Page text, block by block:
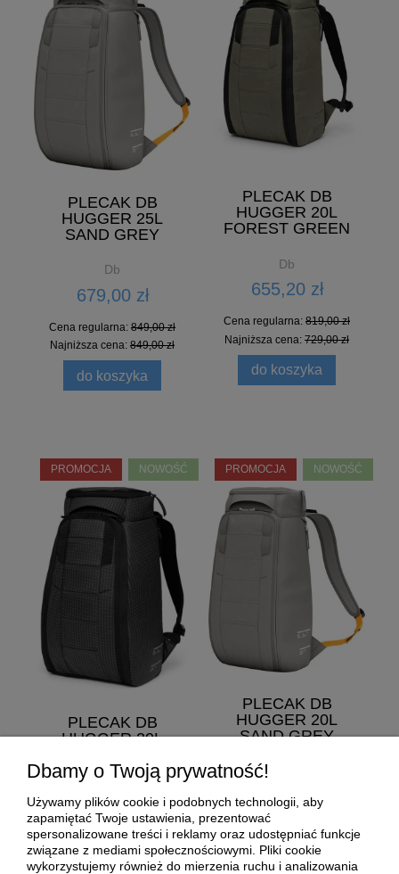
PLECAK DB
HUGGER 25L
SAND GREY
Db
679,00 zł
Cena regularna: 849,00 zł
Najniższa cena: 849,00 zł
do koszyka
PLECAK DB
HUGGER 20L
FOREST GREEN
Db
655,20 zł
Cena regularna: 819,00 zł
Najniższa cena: 729,00 zł
do koszyka
PLECAK DB
HUGGER 20L
BLACK
679,20 zł
Cena regularna:849,00 zł
Najniższa cena:759,00 zł
PROMOCJA NOWOŚĆ
PLECAK DB
HUGGER 20L
SAND GREY
614,25 zł
Cena regularna:819,00 zł
Najniższa cena: 819,00 zł
do koszyka
PROMOCJA NOWOŚĆ
Dbamy o Twoją prywatność!
Używamy plików cookie i podobnych technologii, aby
zapamiętać Twoje ustawienia, prezentować
spersonalizowane treści i reklamy oraz udostępniać funkcje
związane z mediami społecznościowymi. Pliki cookie
wykorzystujemy również do mierzenia ruchu i analizowania